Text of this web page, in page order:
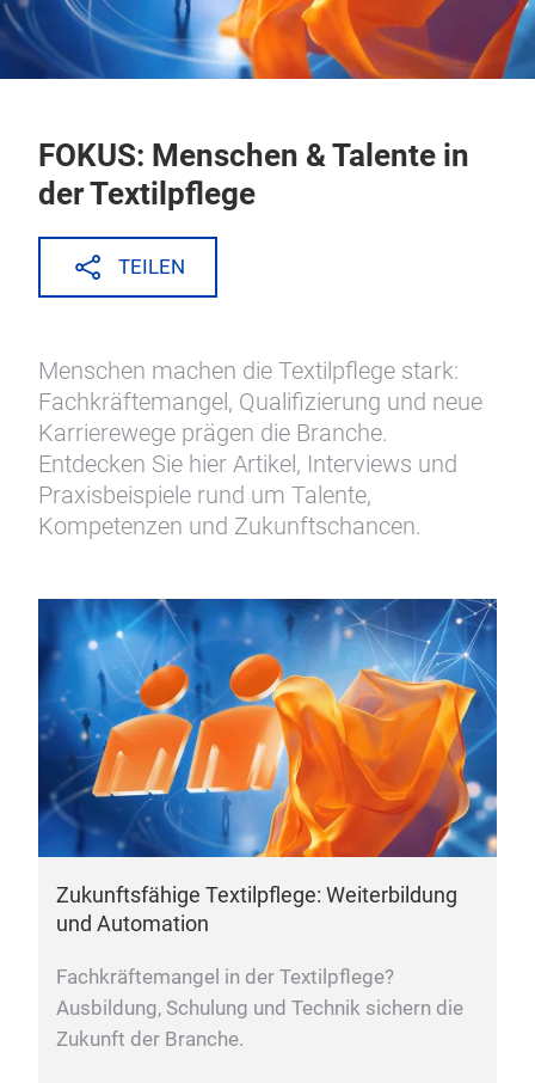
FOKUS: Menschen & Talente in
der Textilpflege
TEILEN
Menschen machen die Textilpflege stark:
Fachkräftemangel, Qualifizierung und neue
Karrierewege prägen die Branche.
Entdecken Sie hier Artikel, Interviews und
Praxisbeispiele rund um Talente,
Kompetenzen und Zukunftschancen.
Zukunftsfähige Textilpflege: Weiterbildung
und Automation
Fachkräftemangel in der Textilpflege?
Ausbildung, Schulung und Technik sichern die
Zukunft der Branche.